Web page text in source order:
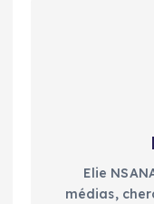
Elie
médias,